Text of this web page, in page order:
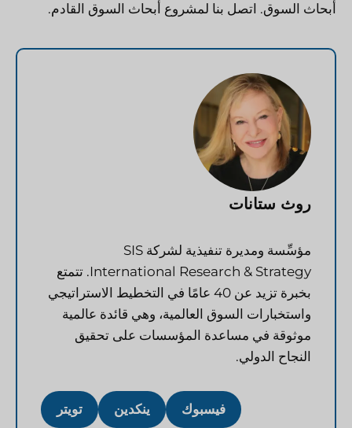
أبحاث السوق. اتصل بنا لمشروع أبحاث السوق القادم.
روث ستانات
مؤسِّسة ومديرة تنفيذية لشركة SIS
International Research & Strategy. تتمتع
بخبرة تزيد عن 40 عامًا في التخطيط الاستراتيجي
واستخبارات السوق العالمية، وهي قائدة عالمية
موثوقة في مساعدة المؤسسات على تحقيق
النجاح الدولي.
فيسبوك ينكدين تويتر